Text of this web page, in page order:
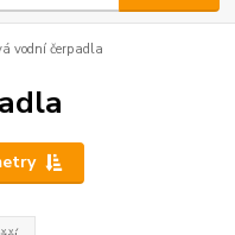
vodní čerpadla